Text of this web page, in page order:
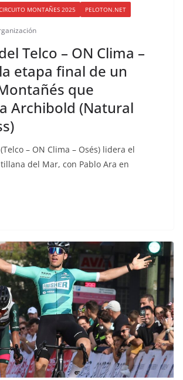
MONTAÑES 2025 PELOTON.NET
Telco – ON Clima –
etapa final de un
que
Archibold (Natural
– ON Clima – Osés) lidera el
del Mar, con Pablo Ara en